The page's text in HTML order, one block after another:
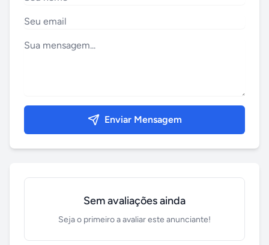
Enviar Mensagem
Sem avaliações ainda
Seja o primeiro a avaliar este anunciante!